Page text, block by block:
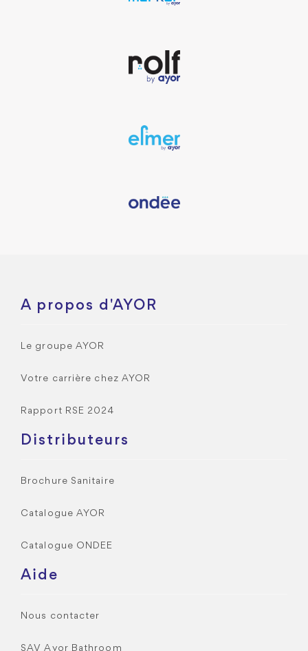
A propos d'AYOR
Le groupe AYOR
Votre carrière chez AYOR
Rapport RSE 2024
Distributeurs
Brochure Sanitaire
Catalogue AYOR
Catalogue ONDEE
Aide
Nous contacter
SAV Ayor Bathroom